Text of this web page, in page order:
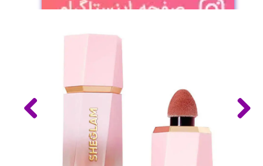
خروج از حساب کاربری